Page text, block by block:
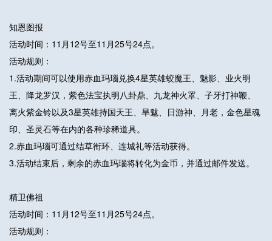
知恩图报
活动时间：11月12号至11月25号24点。
活动规则：
1.活动期间可以使用赤血玛瑙兑换4星英雄蛟魔王、魅影、业火明
王、降龙罗汉，紫色法宝执明八卦鼎、九龙神火罩、子牙打神鞭、
离火紫金铃以及3星英雄持国天王、旱魃、日游神、月老，金色星魂
印、圣灵石等在内的各种珍稀道具。
2.赤血玛瑙可通过结草衔环、连城礼等活动获得。
3.活动结束后，剩余的赤血玛瑙将转化为金币，并通过邮件发送。
精卫佛祖
活动时间：11月12号至11月25号24点。
活动规则：